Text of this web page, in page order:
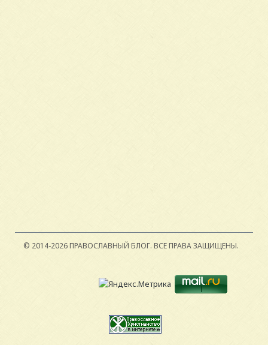
© 2014-2026 ПРАВОСЛАВНЫЙ БЛОГ. ВСЕ ПРАВА ЗАЩИЩЕНЫ.